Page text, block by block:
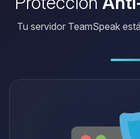
Tu servidor TeamSpeak